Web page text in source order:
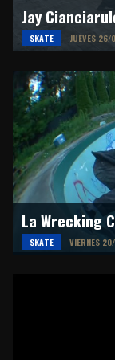
SKATE JUEVES
SKATE VIERNES